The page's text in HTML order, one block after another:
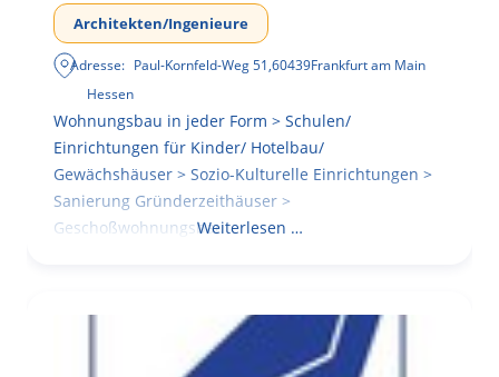
Architekten/Ingenieure
Adresse: Paul-Kornfeld-Weg 51,60439Frankfurt am Main
Hessen
Wohnungsbau in jeder Form > Schulen/
Einrichtungen für Kinder/ Hotelbau/
Gewächshäuser > Sozio-Kulturelle Einrichtungen >
Sanierung Gründerzeithäuser >
GeschoßwohnungsbauWeiterlesen …